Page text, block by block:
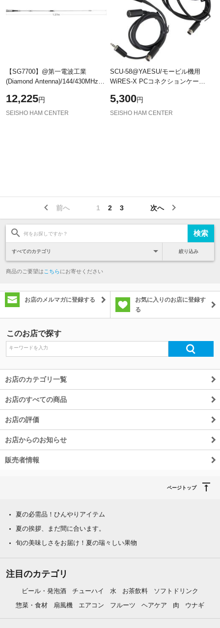
【SG7700】@第一電波工業
(Diamond Antenna)/144/430MHz帯
12,225円
SEISHO HAM CENTER
SCU-58@YAESU/モービル機用
WiRES-X PCコネクションケーブ
5,300円
SEISHO HAM CENTER
前へ 次へ
1 2 3
絞り込み
商品のご要望は こちらにお寄せください
お店のメルマガに登録する
お気に入りのお店に登録す
る
このお店で探す
お店のカテゴリ一覧
お店のすべての商品
お店の評価
お店からのお知らせ
販売者情報
ページトップ
夏の必需品！ひんやりアイテム
夏の挨拶、まだ間に合います。
旬の美味しさをお届け！夏の瑞々しい果物
注目のカテゴリ
ビール・発泡酒 チューハイ 水 お茶飲料
ソフトドリンク
惣菜・食材
扇風機 エアコン フルーツ ヘアケア 肉 ウナギ